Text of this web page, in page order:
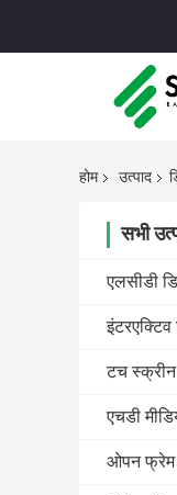
होम उत्पाद
सभी
एलसीडी
टच
एचडी
ओपन फ्रेम